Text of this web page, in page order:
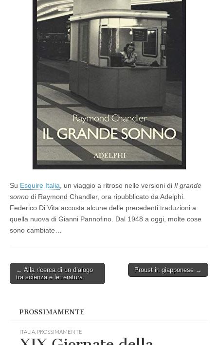
o
e
le
sue
versioni
Su Esquire Italia , un viaggio a ritroso nelle versioni di Il grande
sonno di Raymond Chandler, ora ripubblicato da Adelphi.
Federico Di Vita accosta alcune delle precedenti traduzioni a
quella nuova di Gianni Pannofino. Dal 1948 a oggi, molte cose
sono cambiate…
Post
navigation
← Alla ricerca di un dialogo
tra scienza e letteratura
Proust in giapponese →
PROSSIMAMENTE
ITALIA PROSSIMAMENTE